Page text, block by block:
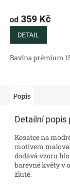
od 359 Kč
DETAIL
Bavlna prémium
Popis
Detailní popis
Kosatce na
motivem
dodává vzoru
barevné květy v
žluté.